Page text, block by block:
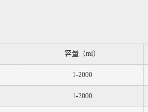
容量（ml）
1-2000
1-2000